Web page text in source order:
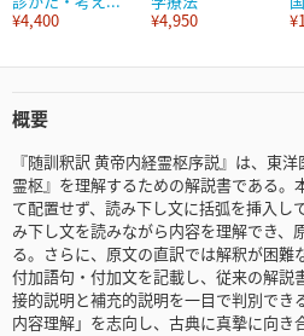
¥4,400
¥4,950
概要
『随訓釈訳 黄帝内経霊枢序説』は、東
霊枢』を理解するための解説書である。
て配置せず、読み下し文に括弧を挿入し
み下し文を読みながら内容を理解でき、
る。さらに、原文の直訳では解釈が困難
付加語句・付加文を記載し、従来の解説
接的説明と補充的説明を一目で判別でき
内容理解」を志向し、古典に真摯に向き